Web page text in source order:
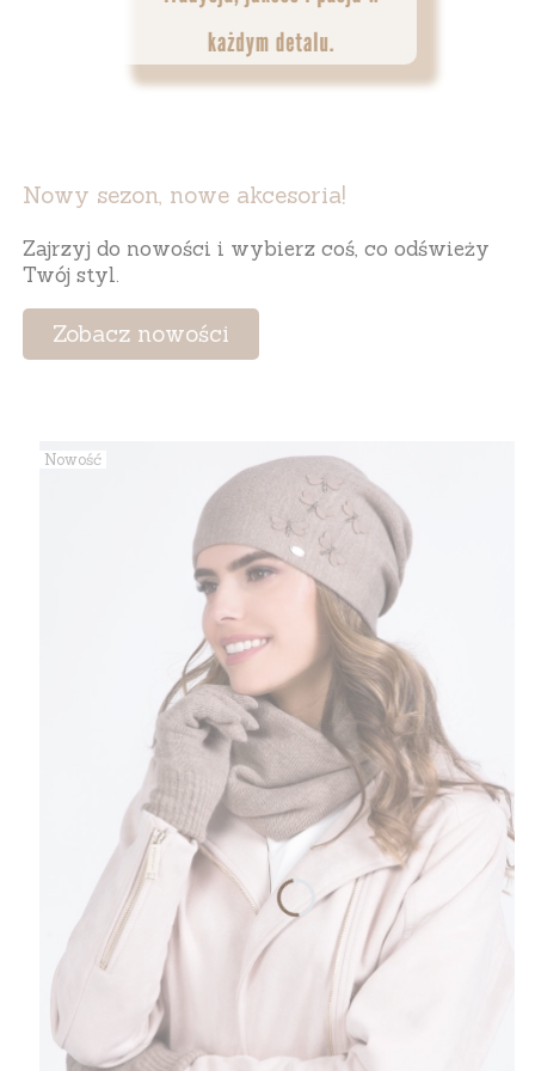
Nowy sezon, nowe akcesoria!
Zajrzyj do nowości i wybierz coś, co odświeży
Twój styl.
Zobacz nowości
Nowość